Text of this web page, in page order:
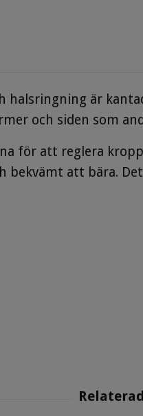
halsringning är
och siden som
för att reglera
bekvämt att bära.